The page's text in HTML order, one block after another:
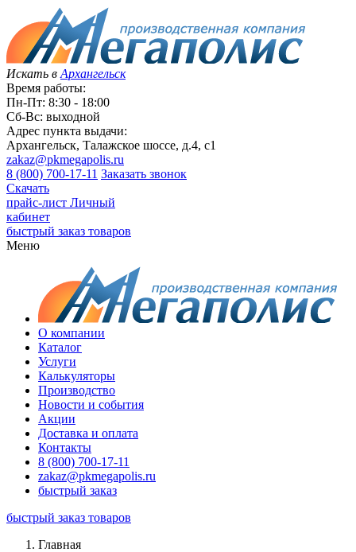
Искать в Архангельск
Время работы:
Пн-Пт: 8:30 - 18:00
Сб-Вс: выходной
Адрес пункта выдачи:
Архангельск, Талажское шоссе, д.4, с1
zakaz@pkmegapolis.ru
8 (800) 700-17-11 Заказать звонок
Скачать
прайс-лист Личный
кабинет
быстрый заказ товаров
Меню
О компании
Каталог
Услуги
Калькуляторы
Производство
Новости и события
Акции
Доставка и оплата
Контакты
8 (800) 700-17-11
zakaz@pkmegapolis.ru
быстрый заказ
быстрый заказ товаров
Главная